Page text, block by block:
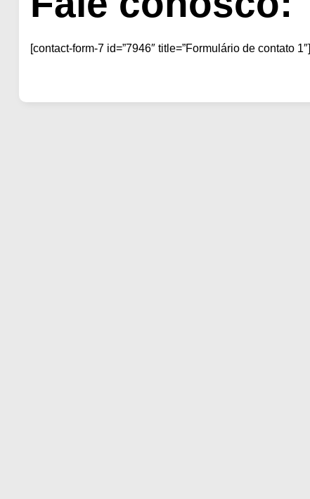
[contact-form-7 id=”7946″ title=”Formulário de contato 1″]